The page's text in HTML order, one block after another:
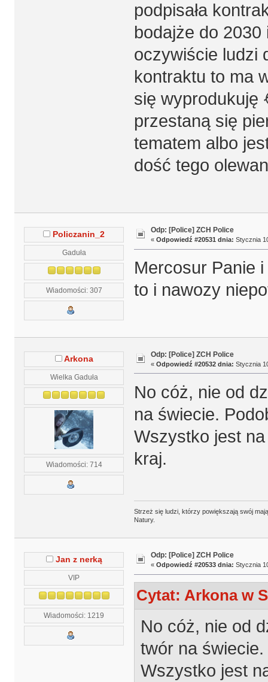
podpisała
bodajże do
oczywiście ludzi
kontraktu to ma
się
przestaną się
tematem albo
dość tego
Policzanin_2
Gaduła
Wiadomości: 307
Odp: [Police] ZCH Police
« Odpowiedź #20531 dnia: Stycznia
Mercosur Panie
to i nawozy
Arkona
Wielka Gaduła
Wiadomości: 714
Odp: [Police] ZCH Police
« Odpowiedź #20532 dnia: Stycznia
No cóż, nie od
na świecie.
Wszystko jest
kraj.
Strzeż się ludzi, którzy powiększają swój
Natury.
Jan z nerką
VIP
Wiadomości: 1219
Odp: [Police] ZCH Police
« Odpowiedź #20533 dnia: Stycznia
Cytat: Arkona w
No cóż, nie od
twór na
Wszystko jest